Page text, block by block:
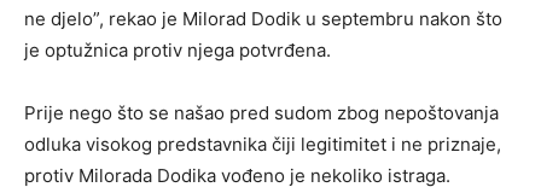
ne djelo”, rekao je Milorad Dodik u septembru nakon što
je optužnica protiv njega potvrđena.
Prije nego što se našao pred sudom zbog nepoštovanja
odluka visokog predstavnika čiji legitimitet i ne priznaje,
protiv Milorada Dodika vođeno je nekoliko istraga.